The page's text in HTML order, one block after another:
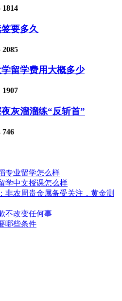
1814
要多久
2085
留学费用大概多少
1907
灰溜溜练“反斩首”
746
专业留学怎么样
学中文授课怎么样
非农周贵金属备受关注，黄金测
不改变任何事
哪些条件